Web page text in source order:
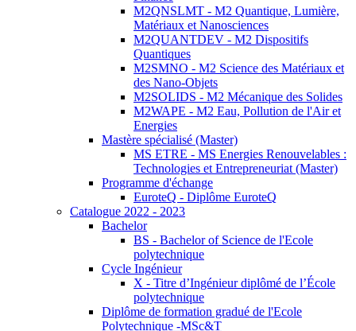
M2QNSLMT - M2 Quantique, Lumière,
Matériaux et Nanosciences
M2QUANTDEV - M2 Dispositifs
Quantiques
M2SMNO - M2 Science des Matériaux et
des Nano-Objets
M2SOLIDS - M2 Mécanique des Solides
M2WAPE - M2 Eau, Pollution de l'Air et
Energies
Mastère spécialisé (Master)
MS ETRE - MS Energies Renouvelables :
Technologies et Entrepreneuriat (Master)
Programme d'échange
EuroteQ - Diplôme EuroteQ
Catalogue 2022 - 2023
Bachelor
BS - Bachelor of Science de l'Ecole
polytechnique
Cycle Ingénieur
X - Titre d’Ingénieur diplômé de l’École
polytechnique
Diplôme de formation gradué de l'Ecole
Polytechnique -MSc&T